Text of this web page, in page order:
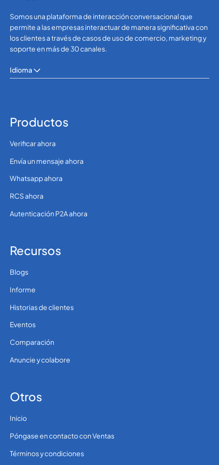
Somos una plataforma de interacción conversacional que
permite a las empresas interactuar de manera significativa con
los clientes a través de casos de uso de comercio, marketing y
soporte en más de 30 canales.
Idioma
Productos
Verificar ahora
Envía un mensaje ahora
Whatsapp ahora
RCS ahora
Autenticación P2A ahora
Recursos
Blogs
Informe
Historias de clientes
Eventos
Comparación
Anuncie y colabore
Otros
Inicio
Póngase en contacto con Ventas
Términos y condiciones